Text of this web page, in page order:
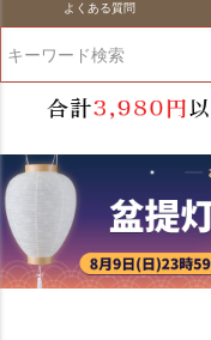
よくある質問